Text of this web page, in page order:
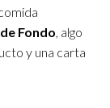
Fondo, algo
y una carta